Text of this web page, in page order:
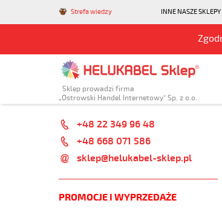
Strefa wiedzy INNE NASZE SKLEPY
Sklep prowadzi firma
„Ostrowski Handel Internetowy” Sp. z o.o.
+48 22 349 96 48
+48 668 071 586
sklep@helukabel-sklep.pl
PROMOCJE I WYPRZEDAŻE